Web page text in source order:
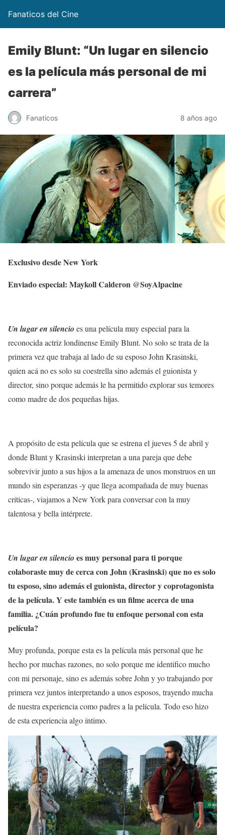
Fanaticos del Cine
Emily Blunt: “Un lugar en silencio
es la película más personal de mi
carrera”
Fanaticos 8 años ago
Exclusivo desde New York
Enviado especial: Maykoll Calderon @SoyAlpacine
Un lugar en silencio es una película muy especial para la
reconocida actriz londinense Emily Blunt. No solo se trata de la
primera vez que trabaja al lado de su esposo John Krasinski,
quien acá no es solo su coestrella sino además el guionista y
director, sino porque además le ha permitido explorar sus temores
como madre de dos pequeñas hijas.
A propósito de esta película que se estrena el jueves 5 de abril y
donde Blunt y Krasinski interpretan a una pareja que debe
sobrevivir junto a sus hijos a la amenaza de unos monstruos en un
mundo sin esperanzas -y que llega acompañada de muy buenas
críticas-, viajamos a New York para conversar con la muy
talentosa y bella intérprete.
Un lugar en silencio es muy personal para ti porque
colaboraste muy de cerca con John (Krasinski) que no es solo
tu esposo, sino además el guionista, director y coprotagonista
de la película. Y este también es un filme acerca de una
familia. ¿Cuán profundo fue tu enfoque personal con esta
película?
Muy profunda, porque esta es la película más personal que he
hecho por muchas razones, no solo porque me identifico mucho
con mi personaje, sino es además sobre John y yo trabajando por
primera vez juntos interpretando a unos esposos, trayendo mucha
de nuestra experiencia como padres a la película. Todo eso hizo
de esta experiencia algo íntimo.